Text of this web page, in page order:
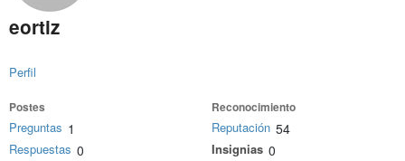
eortiz
Perfil
Postes
Preguntas 1
Respuestas 0
Reconocimiento
Reputación 54
Insignias 0